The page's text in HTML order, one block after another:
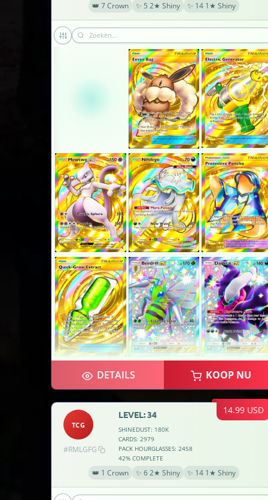
👑 7 Crown ✨ 5 2★ Shiny ✨ 14 1★ Shiny
DETAILS KOOP NU
14.99 USD
TCG
#RMLGFG
LEVEL: 34
SHINEDUST: 180K
CARDS: 2979
PACK HOURGLASSES: 2458
42% COMPLETE
👑 1 Crown ✨ 6 2★ Shiny ✨ 14 1★ Shiny